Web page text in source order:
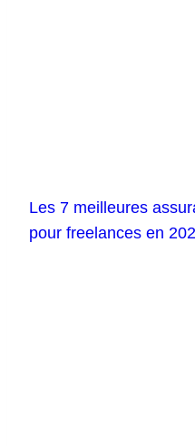
Les 7 meilleures
pour freelances en